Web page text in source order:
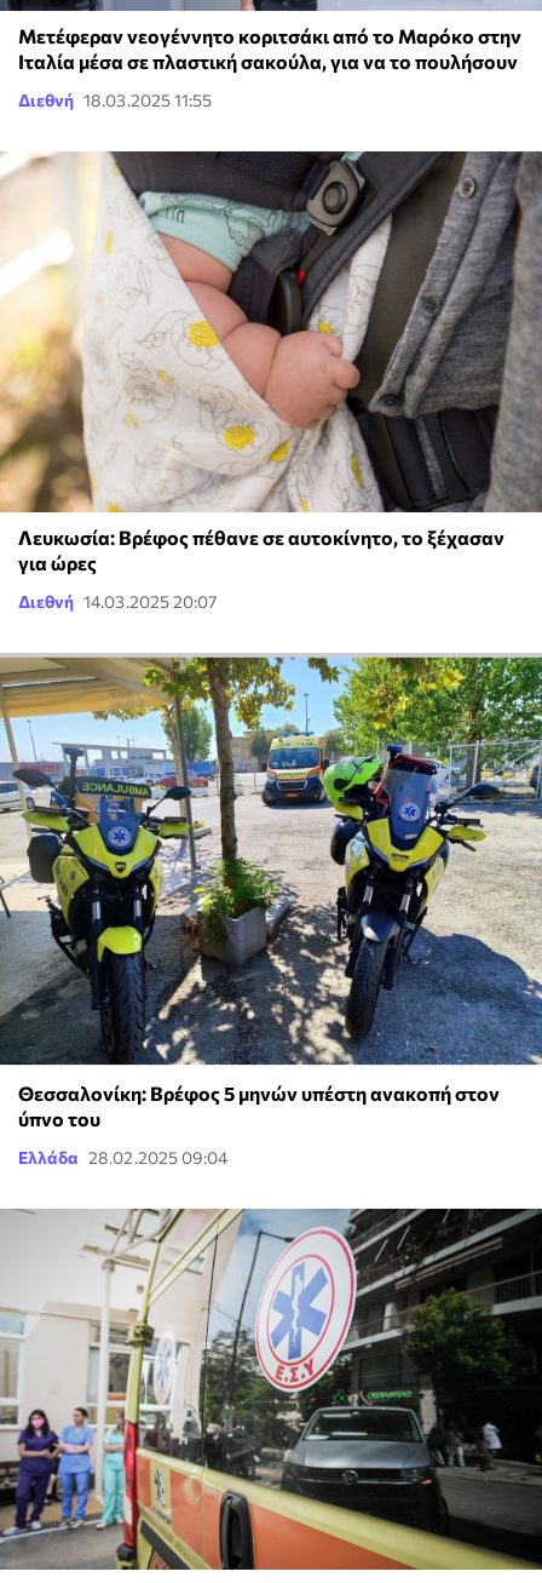
Μετέφεραν νεογέννητο κοριτσάκι από το Μαρόκο στην
Ιταλία μέσα σε πλαστική σακούλα, για να το πουλήσουν
Διεθνή 18.03.2025 11:55
Λευκωσία: Βρέφος πέθανε σε αυτοκίνητο, το ξέχασαν
για ώρες
Διεθνή 14.03.2025 20:07
Θεσσαλονίκη: Βρέφος 5 μηνών υπέστη ανακοπή στον
ύπνο του
Ελλάδα 28.02.2025 09:04